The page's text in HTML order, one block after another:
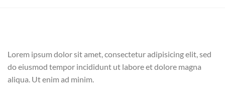
Lorem ipsum dolor sit amet, consectetur adipisicing elit, sed
do eiusmod tempor incididunt ut labore et dolore magna
aliqua. Ut enim ad minim.